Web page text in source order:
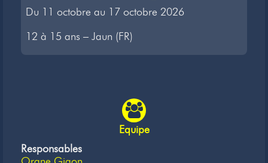
Du 11 octobre au 17 octobre 2026
12 à 15 ans – Jaun (FR)
Equipe
Responsables